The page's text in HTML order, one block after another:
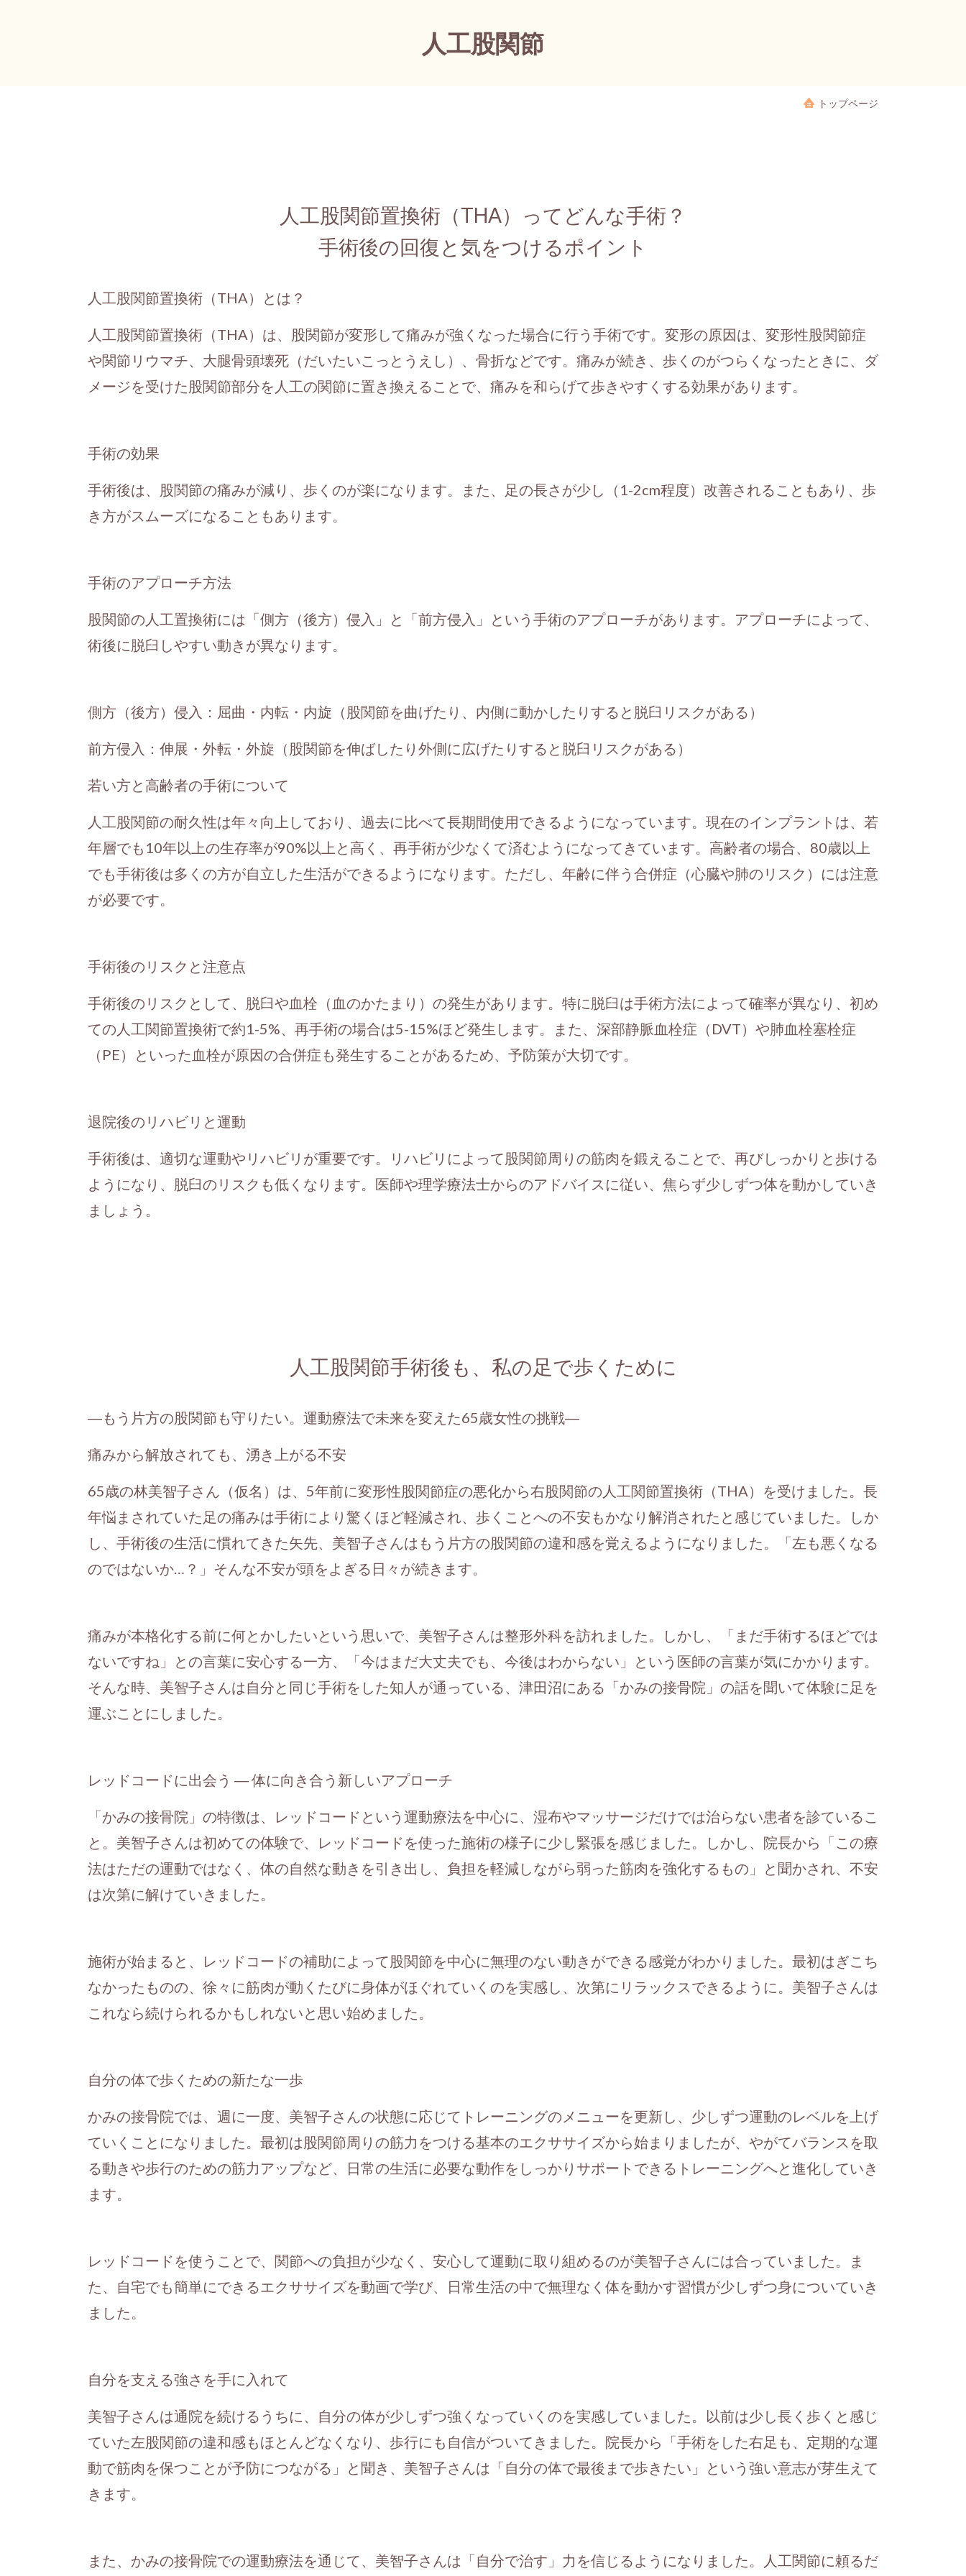
人工股関節
トップページ
人工股関節置換術（THA）ってどんな手術？
手術後の回復と気をつけるポイント
人工股関節置換術（THA）とは？
人工股関節置換術（THA）は、股関節が変形して痛みが強くなった場合に行う手術です。変形の原因は、変形性股関節症
や関節リウマチ、大腿骨頭壊死（だいたいこっとうえし）、骨折などです。痛みが続き、歩くのがつらくなったときに、ダ
メージを受けた股関節部分を人工の関節に置き換えることで、痛みを和らげて歩きやすくする効果があります。
手術の効果
手術後は、股関節の痛みが減り、歩くのが楽になります。また、足の長さが少し（1-2cm程度）改善されることもあり、歩
き方がスムーズになることもあります。
手術のアプローチ方法
股関節の人工置換術には「側方（後方）侵入」と「前方侵入」という手術のアプローチがあります。アプローチによって、
術後に脱臼しやすい動きが異なります。
側方（後方）侵入：屈曲・内転・内旋（股関節を曲げたり、内側に動かしたりすると脱臼リスクがある）
前方侵入：伸展・外転・外旋（股関節を伸ばしたり外側に広げたりすると脱臼リスクがある）
若い方と高齢者の手術について
人工股関節の耐久性は年々向上しており、過去に比べて長期間使用できるようになっています。現在のインプラントは、若
年層でも10年以上の生存率が90%以上と高く、再手術が少なくて済むようになってきています。高齢者の場合、80歳以上
でも手術後は多くの方が自立した生活ができるようになります。ただし、年齢に伴う合併症（心臓や肺のリスク）には注意
が必要です。
手術後のリスクと注意点
手術後のリスクとして、脱臼や血栓（血のかたまり）の発生があります。特に脱臼は手術方法によって確率が異なり、初め
ての人工関節置換術で約1-5%、再手術の場合は5-15%ほど発生します。また、深部静脈血栓症（DVT）や肺血栓塞栓症
（PE）といった血栓が原因の合併症も発生することがあるため、予防策が大切です。
退院後のリハビリと運動
手術後は、適切な運動やリハビリが重要です。リハビリによって股関節周りの筋肉を鍛えることで、再びしっかりと歩ける
ようになり、脱臼のリスクも低くなります。医師や理学療法士からのアドバイスに従い、焦らず少しずつ体を動かしていき
ましょう。
人工股関節手術後も、私の足で歩くために
―もう片方の股関節も守りたい。運動療法で未来を変えた65歳女性の挑戦―
痛みから解放されても、湧き上がる不安
65歳の林美智子さん（仮名）は、5年前に変形性股関節症の悪化から右股関節の人工関節置換術（THA）を受けました。長
年悩まされていた足の痛みは手術により驚くほど軽減され、歩くことへの不安もかなり解消されたと感じていました。しか
し、手術後の生活に慣れてきた矢先、美智子さんはもう片方の股関節の違和感を覚えるようになりました。「左も悪くなる
のではないか…？」そんな不安が頭をよぎる日々が続きます。
痛みが本格化する前に何とかしたいという思いで、美智子さんは整形外科を訪れました。しかし、「まだ手術するほどでは
ないですね」との言葉に安心する一方、「今はまだ大丈夫でも、今後はわからない」という医師の言葉が気にかかります。
そんな時、美智子さんは自分と同じ手術をした知人が通っている、津田沼にある「かみの接骨院」の話を聞いて体験に足を
運ぶことにしました。
レッドコードに出会う ― 体に向き合う新しいアプローチ
「かみの接骨院」の特徴は、レッドコードという運動療法を中心に、湿布やマッサージだけでは治らない患者を診ているこ
と。美智子さんは初めての体験で、レッドコードを使った施術の様子に少し緊張を感じました。しかし、院長から「この療
法はただの運動ではなく、体の自然な動きを引き出し、負担を軽減しながら弱った筋肉を強化するもの」と聞かされ、不安
は次第に解けていきました。
施術が始まると、レッドコードの補助によって股関節を中心に無理のない動きができる感覚がわかりました。最初はぎこち
なかったものの、徐々に筋肉が動くたびに身体がほぐれていくのを実感し、次第にリラックスできるように。美智子さんは
これなら続けられるかもしれないと思い始めました。
自分の体で歩くための新たな一歩
かみの接骨院では、週に一度、美智子さんの状態に応じてトレーニングのメニューを更新し、少しずつ運動のレベルを上げ
ていくことになりました。最初は股関節周りの筋力をつける基本のエクササイズから始まりましたが、やがてバランスを取
る動きや歩行のための筋力アップなど、日常の生活に必要な動作をしっかりサポートできるトレーニングへと進化していき
ます。
レッドコードを使うことで、関節への負担が少なく、安心して運動に取り組めるのが美智子さんには合っていました。ま
た、自宅でも簡単にできるエクササイズを動画で学び、日常生活の中で無理なく体を動かす習慣が少しずつ身についていき
ました。
自分を支える強さを手に入れて
美智子さんは通院を続けるうちに、自分の体が少しずつ強くなっていくのを実感していました。以前は少し長く歩くと感じ
ていた左股関節の違和感もほとんどなくなり、歩行にも自信がついてきました。院長から「手術をした右足も、定期的な運
動で筋肉を保つことが予防につながる」と聞き、美智子さんは「自分の体で最後まで歩きたい」という強い意志が芽生えて
きます。
また、かみの接骨院での運動療法を通じて、美智子さんは「自分で治す」力を信じるようになりました。人工関節に頼るだ